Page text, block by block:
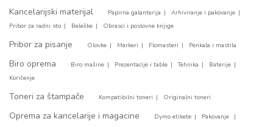
Kancelarijski materijal Papirna galanterija
Arhiviranje i pakovanje
Pribor za radni sto
Beleške Obrasci i poslovne knjige
Pribor za pisanje Olovke Markeri Flomasteri Penkala i mastila
Biro oprema Biro mašine Prezentacije i table Tehnika
Baterije
Koričenje
Toneri za štampače Kompatibilni toneri Originalni toneri
Oprema za kancelarije i magacine Dymo etikete
Pakovanje